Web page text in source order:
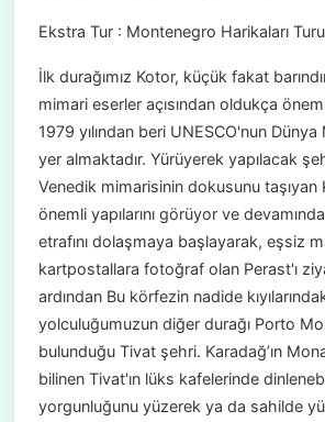
Ekstra Tur : Montenegro Harikaları
İlk durağımız Kotor, küçük fakat
mimari eserler açısından oldukça
1979 yılından beri UNESCO'nun
yer almaktadır. Yürüyerek yapılacak
Venedik mimarisinin dokusunu taşıyan
önemli yapılarını görüyor ve
etrafını dolaşmaya başlayarak, eşsiz
kartpostallara fotoğraf olan Perast'ı
ardından Bu körfezin nadide
yolculuğumuzun diğer durağı Porto
bulunduğu Tivat şehri. Karadağ’ın
bilinen Tivat'ın lüks kafelerinde
yorgunluğunu yüzerek ya da sahilde